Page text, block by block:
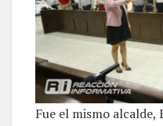
Fue el mismo alcalde,